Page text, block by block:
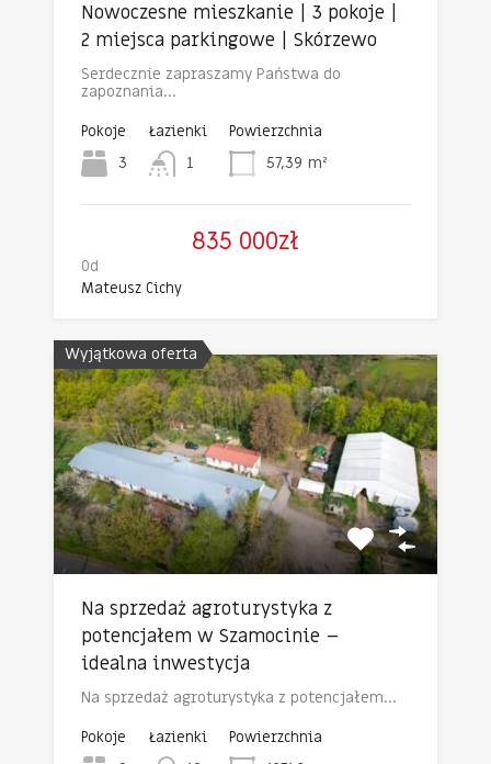
Nowoczesne mieszkanie | 3 pokoje |
2 miejsca parkingowe | Skórzewo
Serdecznie zapraszamy Państwa do
zapoznania…
Pokoje
3
Łazienki
1
Powierzchnia
57,39 m²
835 000zł
Od
Mateusz Cichy
Wyjątkowa oferta
Na sprzedaż agroturystyka z
potencjałem w Szamocinie –
idealna inwestycja
Na sprzedaż agroturystyka z potencjałem…
Pokoje Łazienki Powierzchnia